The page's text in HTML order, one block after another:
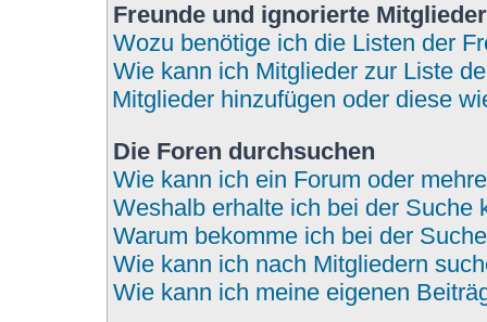
Freunde und ignorierte Mitglieder
Wozu benötige ich die Listen der
Wie kann ich Mitglieder zur Liste
Mitglieder hinzufügen oder diese
Die Foren durchsuchen
Wie kann ich ein Forum oder
Weshalb erhalte ich bei der Suche
Warum bekomme ich bei der
Wie kann ich nach Mitgliedern
Wie kann ich meine eigenen